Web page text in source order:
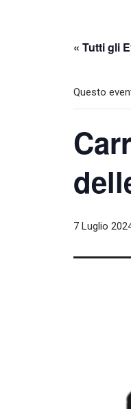
« Tutti gli
Questo
7 Luglio